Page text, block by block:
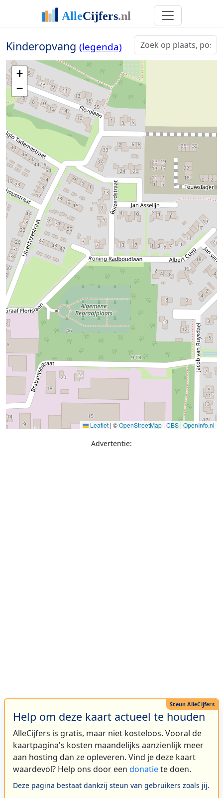
Kinderopvang (legenda)
+
−
Leaflet | ©OpenStreetMap | CBS | OpenInfo.nl
Advertentie:
Help om deze kaart actueel te houden
AlleCijfers is gratis, maar niet kosteloos. Vooral de
kaartpagina's kosten maandelijks aanzienlijk meer
aan hosting dan ze opleveren. Vind je deze kaart
waardevol? Help ons door een donatiete doen.
Deze pagina bestaat dankzij steun van gebruikers zoals jij.